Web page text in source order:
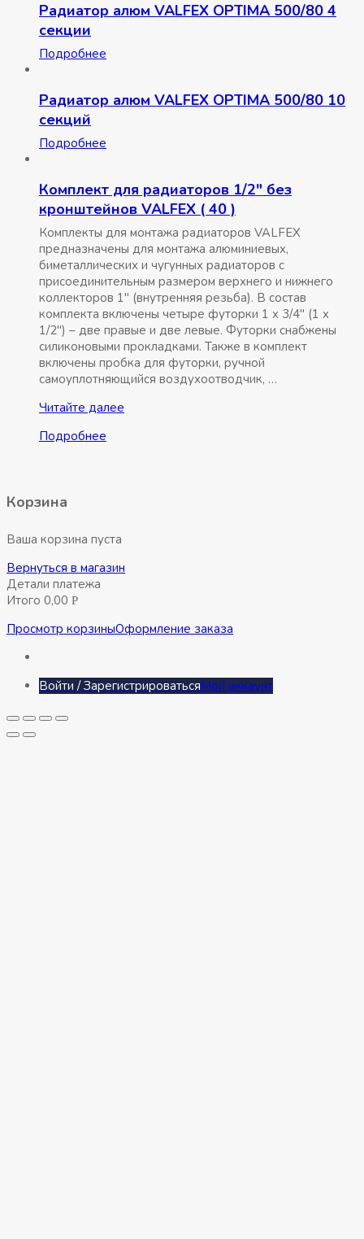
Радиатор алюм VALFEX OPTIMA 500/80 4
секции
Подробнее
Радиатор алюм VALFEX OPTIMA 500/80 10
секций
Подробнее
Комплект для радиаторов 1/2″ без
кронштейнов VALFEX ( 40 )
Комплекты для монтажа радиаторов VALFEX
предназначены для монтажа алюминиевых,
биметаллических и чугунных радиаторов с
присоединительным размером верхнего и нижнего
коллекторов 1″ (внутренняя резьба). В состав
комплекта включены четыре футорки 1 x 3/4″ (1 x
1/2″) – две правые и две левые. Футорки снабжены
силиконовыми прокладками. Также в комплект
включены пробка для футорки, ручной
самоуплотняющийся воздухоотводчик, …
Комплект
радиаторов
VALFEX
40
Читайте далее
Подробнее
Корзина
Ваша корзина пуста
Вернуться в магазин
Детали платежа
Итого 0,00 Р
Просмотр корзиныОформление заказа
Войти / ЗарегистрироватьсяМой аккаунт